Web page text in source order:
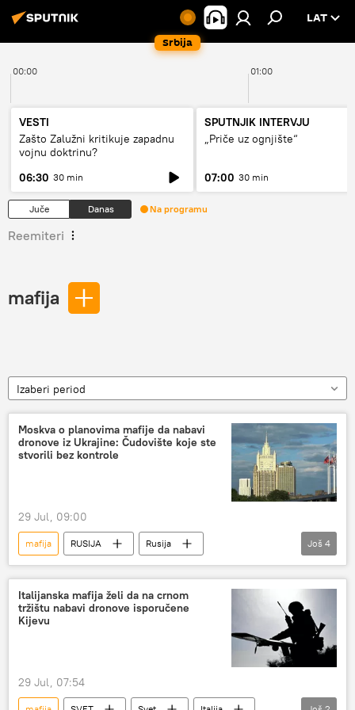
Srbija
LAT
00:00 01:00
VESTI
Zašto Zalužni kritikuje zapadnu
vojnu doktrinu?
06:30 30 min
SPUTNJIK INTERVJU
„Priče uz ognjište“
07:00 30 min
Juče Danas Na programu
Reemiteri
mafija
Izaberi period
Moskva o planovima mafije da nabavi
dronove iz Ukrajine: Čudovište koje ste
stvorili bez kontrole
29 Jul, 09:00
mafija RUSIJA
Rusija
Marija Zaharova
Italija
Ukrajina
dron
Još 4
Italijanska mafija želi da na crnom
tržištu nabavi dronove isporučene
Kijevu
29 Jul, 07:54